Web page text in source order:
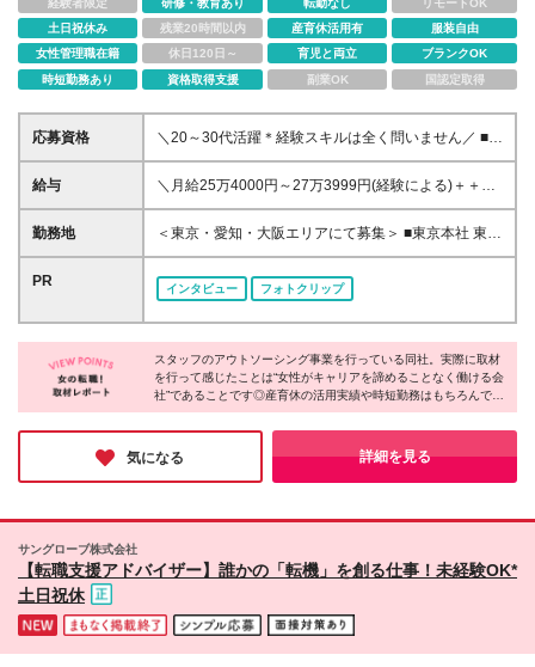
経験者限定
研修・教育あり 転勤なし
リモートOK
土日祝休み
残業20時間以内 産育休活用有
服装自由
女性管理職在籍
休日120日～ 育児と両立
ブランクOK
時短勤務あり
資格取得支援 副業OK 国認定取得
応募資格
＼20～30代活躍＊経験スキルは全く問いません／ ■未
経験歓迎 ■学歴不問 ＼過去の採用者事例／ ・キッチ
ン、ホテルホールでの経験者 ・眼鏡販売員 ・携帯販
躍していた方で、 「コーディネーターの仕事に憧れ
がある」という理由から、 当社に入社してくれてい
て、新しいお取引先を開拓する 営業職のポジション
を築き上げていきたい人 ・頑張った分、しっかり評
価されたい人 ・困っている人を助けたいと思える人
給与
＼月給25万4000円～27万3999円(経験による)＋＋イ
ンセンティブ支給／ ※頑張った分、しっかりインセン
ティブをGET！ ※試用期間3ヶ月あり（条件に変更は
際は別途残業代を支給いたします
勤務地
＜東京・愛知・大阪エリアにて募集＞ ■東京本社 東京
都渋谷区千駄ヶ谷5-18-20 代々木フォレストビル9階
■名古屋営業所 愛知県名古屋市中村区名駅南2-11-
44 ＧＳ名駅南ビル2階 ■大阪営業所 大阪府大阪市中
央区道修町3-4-11 新芝川ビル5階 500号室 ※入社
後は関連会社（株式会社エムアールエス）へ出向の可
能性がございます ┗東京都渋谷区千駄ヶ谷5-18-20
代々木フォレストビル6階 ※変更の範囲：上記を除く
当社関連勤務地
PR
インタビュー フォトクリップ
スタッフのアウトソーシング事業を行っている同社。実際に取材
を行って感じたことは“女性がキャリアを諦めることなく働ける会
社”であることです◎産育休の活用実績や時短勤務はもちろんです
が、何事も相談しやすい雰囲気。ライフイベントを経ても活躍す
る女性が多く、「キャリアを諦めることなく活躍し続けたい」と
いうお気持ちの方が、安心して働き続けられる環境を整えられて
いました。
気になる 詳細を見る
サングローブ株式会社
【転職支援アドバイザー】誰かの「転機」を創る仕事！未経験OK*
土日祝休